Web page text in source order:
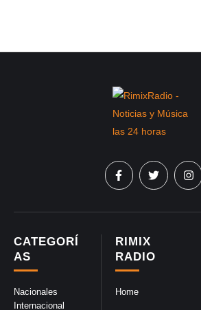
RIMIX
RADIO
Home
CATEGORÍ
AS
Nacionales
Internacional